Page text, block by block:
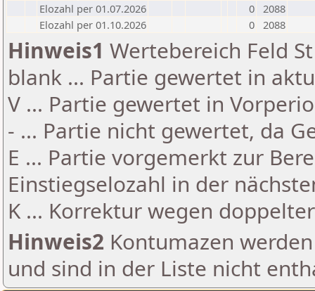
Elozahl per 01.07.2026
0 2088
Elozahl per 01.10.2026
0 2088
Hinweis1 Wertebereich Feld
blank ... Partie gewertet in
V ... Partie gewertet in
- ... Partie nicht gewertet, da
E ... Partie vorgemerkt zur
Einstiegselozahl in der
K ... Korrektur wegen
Hinweis2 Kontumazen
und sind in der Liste nicht